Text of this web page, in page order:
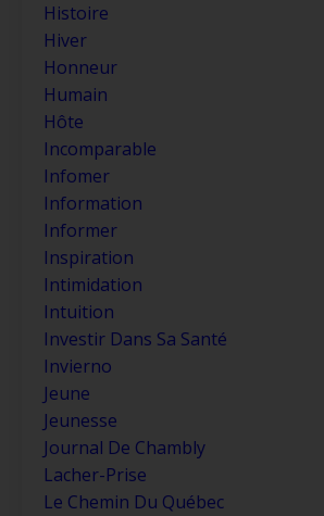
Histoire
Hiver
Honneur
Humain
Hôte
Incomparable
Infomer
Information
Informer
Inspiration
Intimidation
Intuition
Investir Dans Sa Santé
Invierno
Jeune
Jeunesse
Journal De Chambly
Lacher-Prise
Le Chemin Du Québec